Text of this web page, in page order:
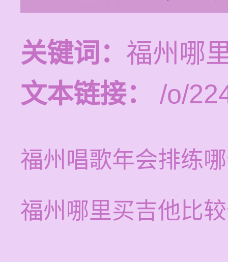
关键词： 福州哪
文本链接：
/o/
福州唱歌年会排练
福州哪里买吉他比